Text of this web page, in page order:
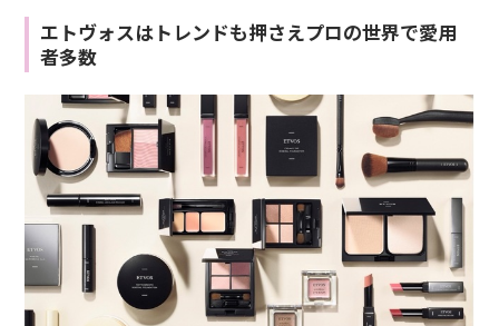
エトヴォスはトレンドも押さえプロの世界で愛用
者多数